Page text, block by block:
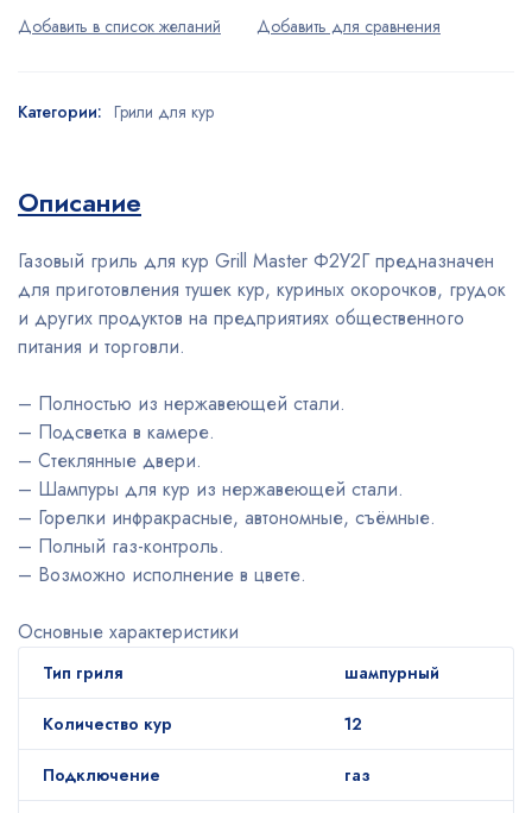
Категории: Грили для кур
Описание
Газовый гриль для кур Grill Master Ф2У2Г предназначен
для приготовления тушек кур, куриных окорочков, грудок
и других продуктов на предприятиях общественного
питания и торговли.
– Полностью из нержавеющей стали.
– Подсветка в камере.
– Стеклянные двери.
– Шампуры для кур из нержавеющей стали.
– Горелки инфракрасные, автономные, съёмные.
– Полный газ-контроль.
– Возможно исполнение в цвете.
Основные характеристики
Тип гриля шампурный
Количество кур 12
Подключение газ